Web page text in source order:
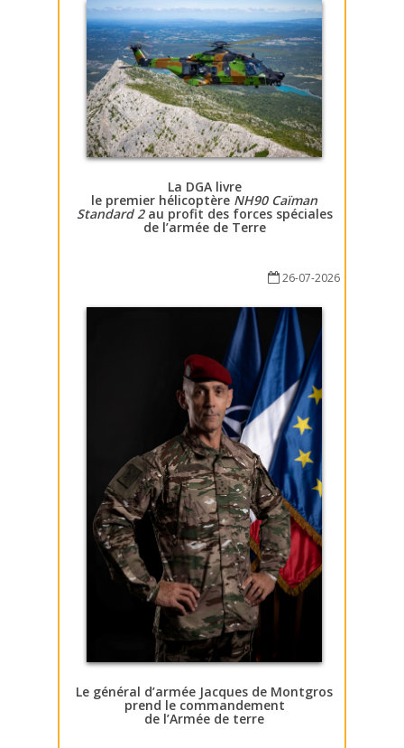
La DGA livre
le premier hélicoptère NH90 Caïman
Standard 2au profit des forces spéciales
de l’armée de Terre
26-07-2026
Le général d’armée Jacques de Montgros
prend le commandement
de l’Armée de terre